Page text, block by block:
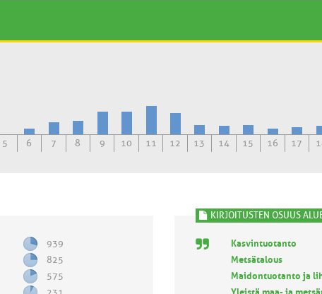
5 6 7 8 9 10 11 12 13 14 15 16 17
939
825
575
KIRJOITUSTEN OSUUS
Kasvintuotanto
Metsätalous
Maidontuotanto ja